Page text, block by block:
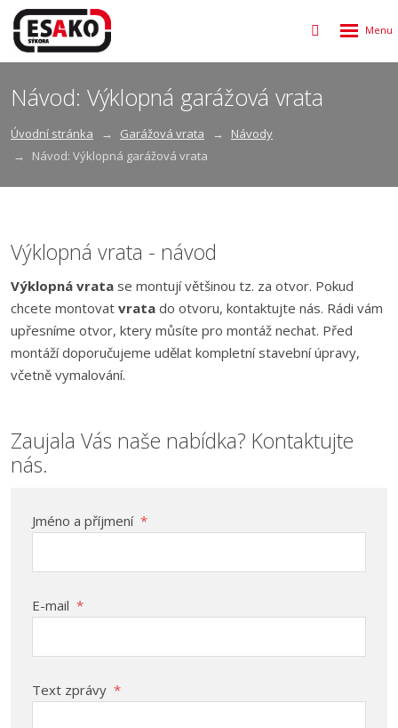
Vyhledávání
Rozbalení
Návod: Výklopná garážová vrata
Úvodní stránka Garážová vrata
Návody
Návod: Výklopná garážová vrata
Výklopná vrata - návod
Výklopná vrata se montují většinou tz. za otvor. Pokud
chcete montovat vrata do otvoru, kontaktujte nás. Rádi vám
upřesníme otvor, ktery můsíte pro montáž nechat. Před
montáží doporučujeme udělat kompletní stavební úpravy,
včetně vymalování.
Zaujala Vás naše nabídka? Kontaktujte
nás.
Jméno a příjmení *
E-mail *
Text zprávy *